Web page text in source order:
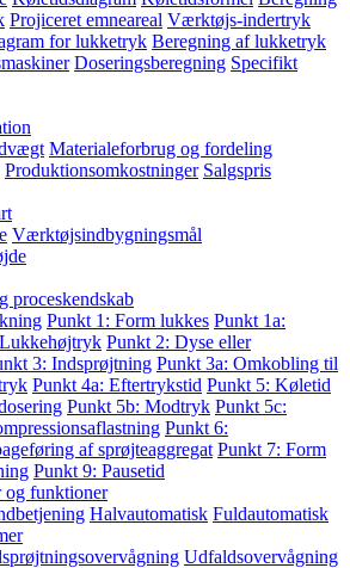
Projiceret emneareal Værktøjs-indertryk
for lukketryk Beregning af lukketryk
Doseringsberegning Specifikt
Materialeforbrug og fordeling
Produktionsomkostninger Salgspris
Værktøjsindbygningsmål
proceskendskab
Punkt 1: Form lukkes Punkt 1a:
Punkt 2: Dyse eller
3: Indsprøjtning Punkt 3a: Omkobling til
Punkt 4a: Eftertrykstid Punkt 5: Køletid
Punkt 5b: Modtryk Punkt 5c:
Punkt 6:
af sprøjteaggregat Punkt 7: Form
Punkt 9: Pausetid
og funktioner
Halvautomatisk Fuldautomatisk
Udfaldsovervågning